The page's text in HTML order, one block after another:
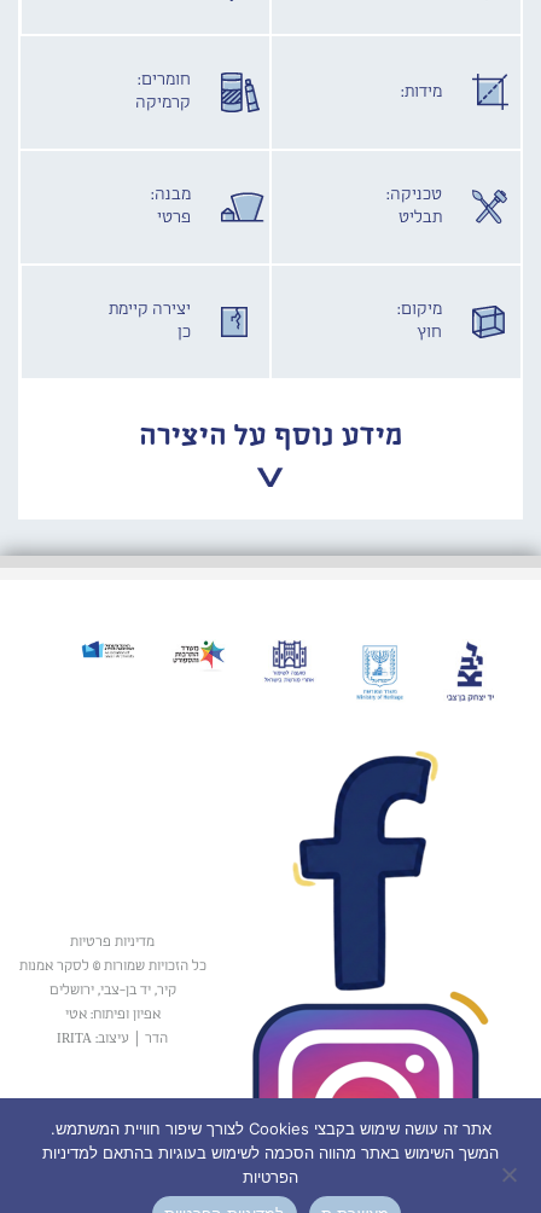
מידות:
חומרים:
קרמיקה
טכניקה:
תבליט
מבנה:
פרטי
מיקום:
חוץ
יצירה קיימת
כן
מידע נוסף על היצירה
מדיניות פרטיות
כל הזכויות שמורות © לסקר אמנות
קיר, יד בן-צבי, ירושלים
אפיון ופיתוח: אטי
הדר
עיצוב: IRITA
אתר זה עושה שימוש בקבצי Cookies לצורך שיפור חוויית המשתמש.
המשך השימוש באתר מהווה הסכמה לשימוש בעוגיות בהתאם למדיניות
הפרטיות